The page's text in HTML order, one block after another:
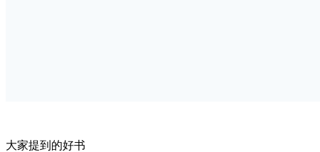
大家提到的好书